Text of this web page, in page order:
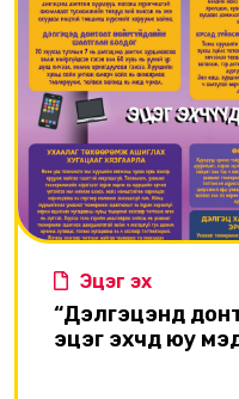
Эцэг эх
“Дэлгэцэнд
эцэг эхчүүд юу